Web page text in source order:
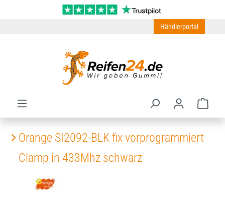
Zum Hauptinhalt springen
Händlerportal
Orange SI2092-BLK fix vorprogrammiert
Clamp in 433Mhz schwarz